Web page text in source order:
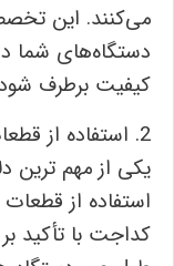
می‌کنند. این
دستگاه‌های شما در
کیفیت برطرف شود.
یکی از مهم ‌ترین
استفاده از قطعات
کداجت با تأکید بر